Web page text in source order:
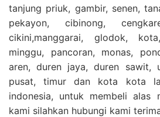
tanjung priuk, gambir, senen,
pekayon, cibinong,
cikini,manggarai, glodok,
minggu, pancoran, monas,
aren, duren jaya, duren sawit,
pusat, timur dan kota kota
indonesia, untuk membeli
kami silahkan hubungi kami